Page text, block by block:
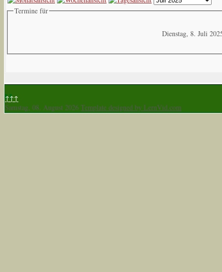
Termine für
Dienstag, 8. Juli
↑↑↑
Samstag, 08. August 2026 Template designed by LernVid.com